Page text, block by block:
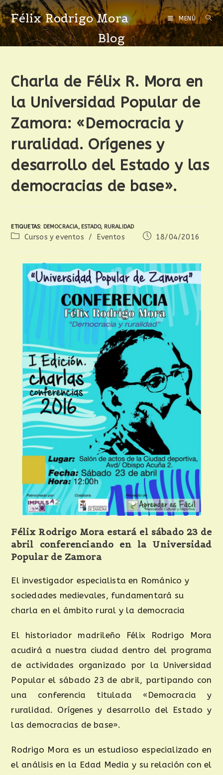
Félix Rodrigo Mora MENÚ
Blog
Charla de Félix R. Mora en
la Universidad Popular de
Zamora: «Democracia y
ruralidad. Orígenes y
desarrollo del Estado y las
democracias de base».
ETIQUETAS: DEMOCRACIA, ESTADO, RURALIDAD
Cursos y eventos / Eventos 18/04/2016
Félix Rodrigo Mora estará el sábado 23 de
abril conferenciando en la Universidad
Popular de Zamora
El investigador especialista en Románico y
sociedades medievales, fundamentará su
charla en el ámbito rural y la democracia
El historiador madrileño Félix Rodrigo Mora
acudirá a nuestra ciudad dentro del programa
de actividades organizado por la Universidad
Popular el sábado 23 de abril, partipando con
una conferencia titulada «Democracia y
ruralidad. Orígenes y desarrollo del Estado y
las democracias de base».
Rodrigo Mora es un estudioso especializado en
el análisis en la Edad Media y su relación con el